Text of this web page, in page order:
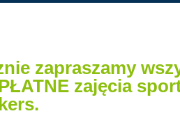
zapraszamy
zajęcia